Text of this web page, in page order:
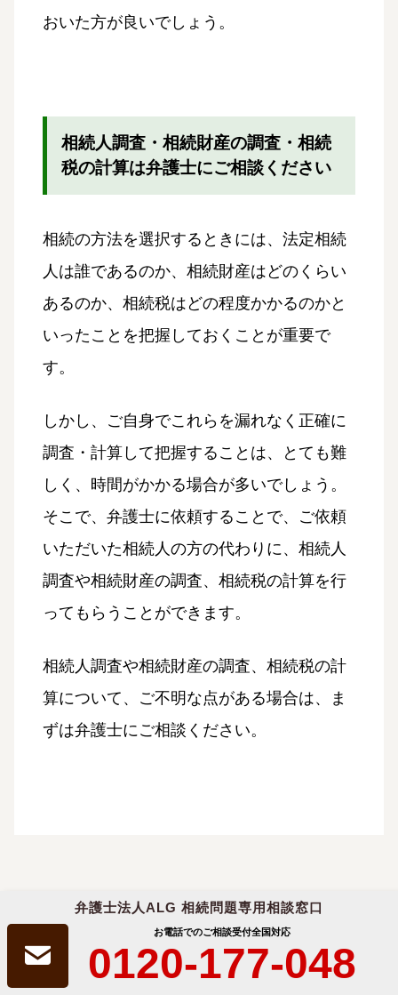
弁護士法人ALG 相続問題専用相談窓口
お電話でのご相談受付全国対応
0120-177-048
おいた方が良いでしょう。
相続人調査・相続財産の調査・相続
税の計算は弁護士にご相談ください
相続の方法を選択するときには、法定相続
人は誰であるのか、相続財産はどのくらい
あるのか、相続税はどの程度かかるのかと
いったことを把握しておくことが重要で
す。
しかし、ご自身でこれらを漏れなく正確に
調査・計算して把握することは、とても難
しく、時間がかかる場合が多いでしょう。
そこで、弁護士に依頼することで、ご依頼
いただいた相続人の方の代わりに、相続人
調査や相続財産の調査、相続税の計算を行
ってもらうことができます。
相続人調査や相続財産の調査、相続税の計
算について、ご不明な点がある場合は、ま
ずは弁護士にご相談ください。
どの方法で相続を行うか決められる
のは、3ヶ月以内